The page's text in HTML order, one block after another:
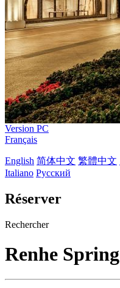
Version PC
Français
English 简体中文 繁體中文
Italiano Русский
Réserver
Rechercher
Renhe